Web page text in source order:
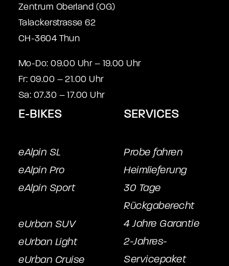
Zentrum Oberland (OG)
Talackerstrasse 62
CH-3604 Thun
Mo-Do: 09.00 Uhr – 19.00 Uhr
Fr: 09.00 – 21.00 Uhr
Sa: 07.30 – 17.00 Uhr
E-BIKES
eAlpin SL
eAlpin Pro
eAlpin Sport
eUrban SUV
eUrban Light
eUrban Cruise
SERVICES
Probe fahren
Heimlieferung
30 Tage
Rückgaberecht
4 Jahre Garantie
2-Jahres-
Servicepaket